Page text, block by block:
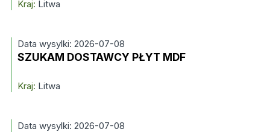
Kraj: Litwa
Data wysylki: 2026-07-08
SZUKAM DOSTAWCY PŁYT MDF
Kraj: Litwa
Data wysylki: 2026-07-08